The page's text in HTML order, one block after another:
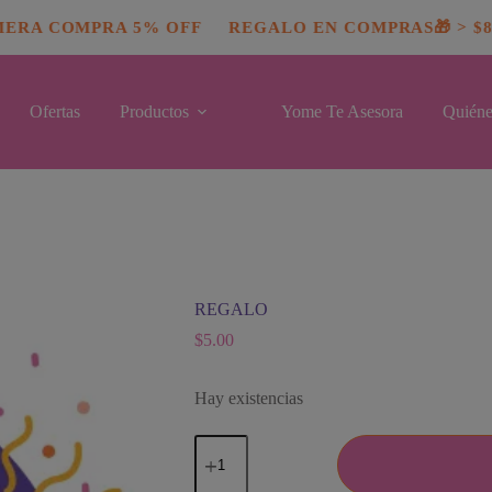
COMPRA 5% OFF REGALO EN COMPRAS🎁 > $80
Ofertas Productos Yome Te Asesora
REGALO
$5.00
Hay existencias
REGALO
cantidad